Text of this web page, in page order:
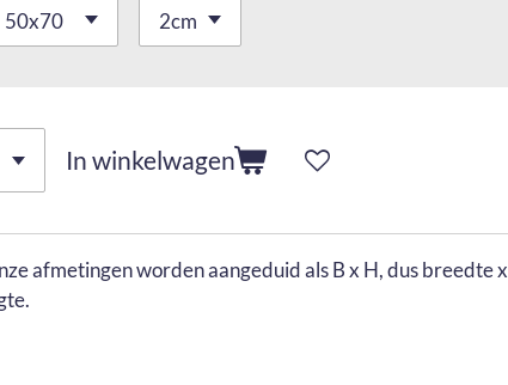
In winkelwagen
afmetingen worden aangeduid als B x H, dus breedte x